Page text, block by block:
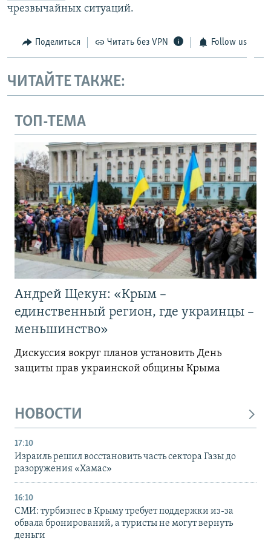
чрезвычайных ситуаций.
Поделиться Читать без VPN Follow us
ЧИТАЙТЕ ТАКЖЕ:
ТОП-ТЕМА
Андрей Щекун: «Крым –
единственный регион, где украинцы –
меньшинство»
Дискуссия вокруг планов установить День
защиты прав украинской общины Крыма
НОВОСТИ
17:10
Израиль решил восстановить часть сектора Газы до
разоружения «Хамас»
16:10
СМИ: турбизнес в Крыму требует поддержки из-за
обвала бронирований, а туристы не могут вернуть
деньги